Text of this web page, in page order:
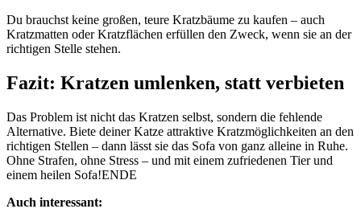
Du brauchst keine großen, teure Kratzbäume zu kaufen – auch
Kratzmatten oder Kratzflächen erfüllen den Zweck, wenn sie an der
richtigen Stelle stehen.
Fazit: Kratzen umlenken, statt verbieten
Das Problem ist nicht das Kratzen selbst, sondern die fehlende
Alternative. Biete deiner Katze attraktive Kratzmöglichkeiten an den
richtigen Stellen – dann lässt sie das Sofa von ganz alleine in Ruhe.
Ohne Strafen, ohne Stress – und mit einem zufriedenen Tier und
einem heilen Sofa!ENDE
Auch interessant: